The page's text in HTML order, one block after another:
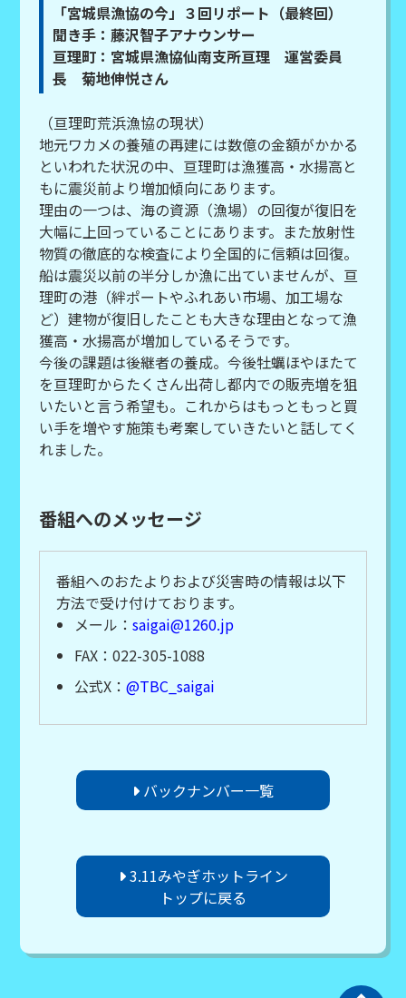
「宮城県漁協の今」３回リポート（最終回）
聞き手：藤沢智子アナウンサー
亘理町：宮城県漁協仙南支所亘理 運営委員
長 菊地伸悦さん
（亘理町荒浜漁協の現状）
地元ワカメの養殖の再建には数億の金額がかかる
といわれた状況の中、亘理町は漁獲高・水揚高と
もに震災前より増加傾向にあります。
理由の一つは、海の資源（漁場）の回復が復旧を
大幅に上回っていることにあります。また放射性
物質の徹底的な検査により全国的に信頼は回復。
船は震災以前の半分しか漁に出ていませんが、亘
理町の港（絆ポートやふれあい市場、加工場な
ど）建物が復旧したことも大きな理由となって漁
獲高・水揚高が増加しているそうです。
今後の課題は後継者の養成。今後牡蠣ほやほたて
を亘理町からたくさん出荷し都内での販売増を狙
いたいと言う希望も。これからはもっともっと買
い手を増やす施策も考案していきたいと話してく
れました。
番組へのメッセージ
番組へのおたよりおよび災害時の情報は以下
方法で受け付けております。
メール： saigai@1260.jp
FAX：022-305-1088
公式X： @TBC_saigai
バックナンバー一覧
3.11みやぎホットライン
トップに戻る